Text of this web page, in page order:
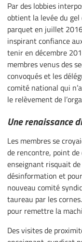
Par des lobbies
obtient la levée du
parquet en juillet
inspirant confiance
tenir en décembre
membres venus des
convoqués et les
comité national qui
le relèvement de
Une renaissance
Les membres se
de rencontre, point
enseignant risquait
désinformation et
nouveau comité
taureau par les
pour remettre la
Des visites de